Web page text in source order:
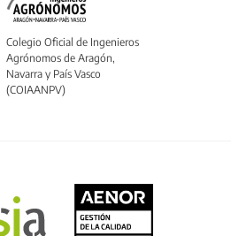
Colegio Oficial de Ingenieros
Agrónomos de Aragón,
Navarra y País Vasco
(COIAANPV)